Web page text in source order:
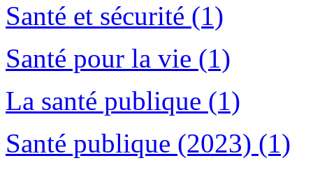
Santé et sécurité (1)
Santé pour la vie (1)
La santé publique (1)
Santé publique (2023) (1)